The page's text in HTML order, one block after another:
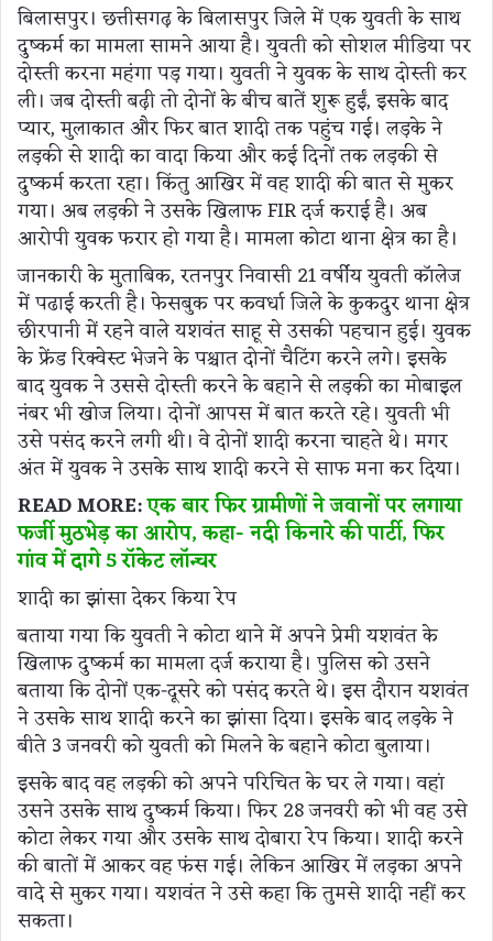
बिलासपुर। छत्तीसगढ़ के बिलासपुर जिले में एक युवती के साथ
दुष्कर्म का मामला सामने आया है। युवती को सोशल मीडिया पर
दोस्ती करना महंगा पड़ गया। युवती ने युवक के साथ दोस्ती कर
ली। जब दोस्ती बढ़ी तो दोनों के बीच बातें शुरू हुईं, इसके बाद
प्यार, मुलाकात और फिर बात शादी तक पहुंच गई। लड़के ने
लड़की से शादी का वादा किया और कई दिनों तक लड़की से
दुष्कर्म करता रहा। किंतु आखिर में वह शादी की बात से मुकर
गया। अब लड़की ने उसके खिलाफ FIR दर्ज कराई है। अब
आरोपी युवक फरार हो गया है। मामला कोटा थाना क्षेत्र का है।
जानकारी के मुताबिक, रतनपुर निवासी 21 वर्षीय युवती कॉलेज
में पढाई करती है। फेसबुक पर कवर्धा जिले के कुकदुर थाना क्षेत्र
छीरपानी में रहने वाले यशवंत साहू से उसकी पहचान हुई। युवक
के फ्रेंड रिक्वेस्ट भेजने के पश्चात दोनों चैटिंग करने लगे। इसके
बाद युवक ने उससे दोस्ती करने के बहाने से लड़की का मोबाइल
नंबर भी खोज लिया। दोनों आपस में बात करते रहे। युवती भी
उसे पसंद करने लगी थी। वे दोनों शादी करना चाहते थे। मगर
अंत में युवक ने उसके साथ शादी करने से साफ मना कर दिया।
READ MORE:एक बार फिर ग्रामीणों ने जवानों पर लगाया
फर्जी मुठभेड़ का आरोप, कहा- नदी किनारे की पार्टी, फिर
गांव में दागे 5 रॉकेट लॉन्चर
शादी का झांसा देकर किया रेप
बताया गया कि युवती ने कोटा थाने में अपने प्रेमी यशवंत के
खिलाफ दुष्कर्म का मामला दर्ज कराया है। पुलिस को उसने
बताया कि दोनों एक-दूसरे को पसंद करते थे। इस दौरान यशवंत
ने उसके साथ शादी करने का झांसा दिया। इसके बाद लड़के ने
बीते 3 जनवरी को युवती को मिलने के बहाने कोटा बुलाया।
इसके बाद वह लड़की को अपने परिचित के घर ले गया। वहां
उसने उसके साथ दुष्कर्म किया। फिर 28 जनवरी को भी वह उसे
कोटा लेकर गया और उसके साथ दोबारा रेप किया। शादी करने
की बातों में आकर वह फंस गई। लेकिन आखिर में लड़का अपने
वादे से मुकर गया। यशवंत ने उसे कहा कि तुमसे शादी नहीं कर
सकता।